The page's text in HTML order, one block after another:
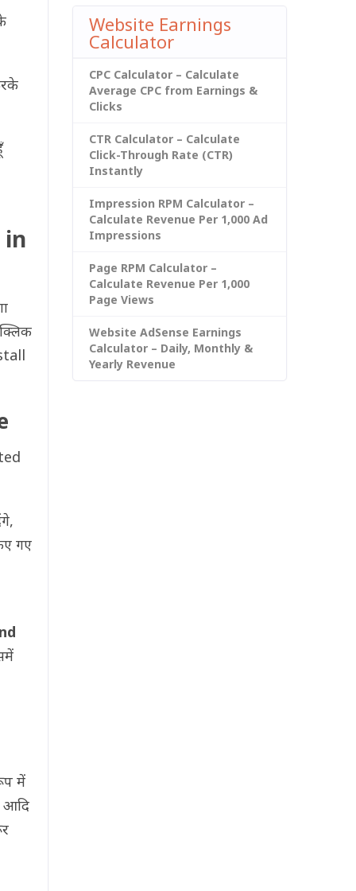
in
गए
में
आदि
Website Earnings
Calculator
CPC Calculator – Calculate
Average CPC from Earnings &
Clicks
CTR Calculator – Calculate
Click-Through Rate (CTR)
Instantly
Impression RPM Calculator –
Calculate Revenue Per 1,000 Ad
Impressions
Page RPM Calculator –
Calculate Revenue Per 1,000
Page Views
Website AdSense Earnings
Calculator – Daily, Monthly &
Yearly Revenue